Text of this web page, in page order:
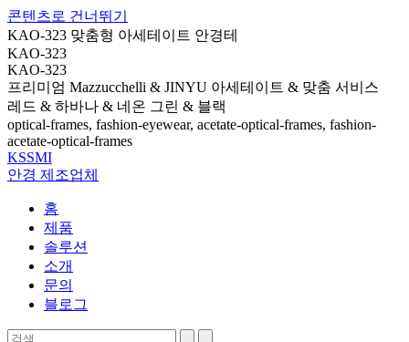
콘텐츠로 건너뛰기
KAO-323 맞춤형 아세테이트 안경테
KAO-323
KAO-323
프리미엄 Mazzucchelli & JINYU 아세테이트 & 맞춤 서비스
레드 & 하바나 & 네온 그린 & 블랙
optical-frames, fashion-eyewear, acetate-optical-frames, fashion-
acetate-optical-frames
KSSMI
안경 제조업체
홈
제품
솔루션
소개
문의
블로그